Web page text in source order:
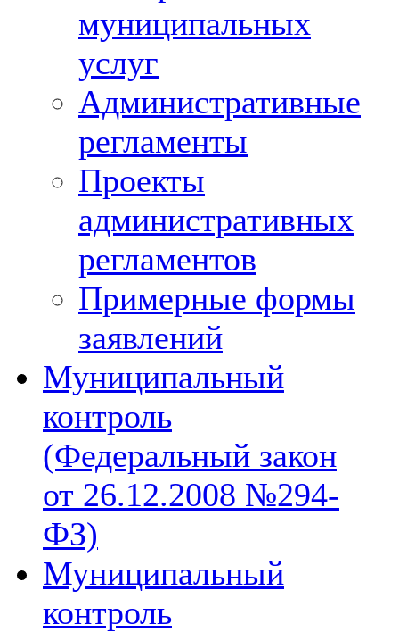
муниципальных
услуг
Административные
регламенты
Проекты
административных
регламентов
Примерные формы
заявлений
Муниципальный
контроль
(Федеральный закон
от 26.12.2008 №294-
ФЗ)
Муниципальный
контроль